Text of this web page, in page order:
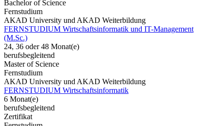
Bachelor of Science
Fernstudium
AKAD University und AKAD Weiterbildung
FERNSTUDIUM Wirtschaftsinformatik und IT-Management
(M.Sc.)
24, 36 oder 48 Monat(e)
berufsbegleitend
Master of Science
Fernstudium
AKAD University und AKAD Weiterbildung
FERNSTUDIUM Wirtschaftsinformatik
6 Monat(e)
berufsbegleitend
Zertifikat